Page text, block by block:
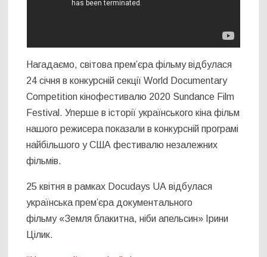
Нагадаємо, світова прем’єра фільму відбулася
24 січня в конкурсній секції World Documentary
Competition кінофестивалю 2020 Sundance Film
Festival. Уперше в історії українського кіна фільм
нашого режисера показали в конкурсній програмі
найбільшого у США фестивалю незалежних
фільмів.
25 квітня в рамках Docudays UAвідбулася
українська прем’єра документального
фільму «Земля блакитна, ніби апельсин» Ірини
Цілик.